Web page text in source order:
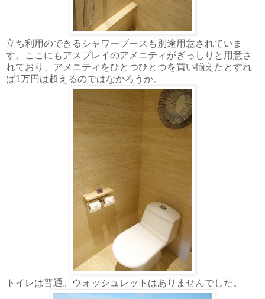
立ち利用のできるシャワーブースも別途用意されていま
す。ここにもアスプレイのアメニティがぎっしりと用意さ
れており、アメニティをひとつひとつを買い揃えたとすれ
ば1万円は超えるのではなかろうか。
トイレは普通。ウォッシュレットはありませんでした。